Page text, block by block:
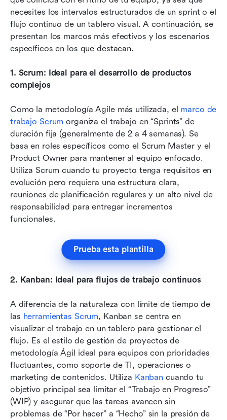
necesites los intervalos estructurados de un sprint o el
flujo continuo de un tablero visual. A continuación, se
presentan los marcos más efectivos y los escenarios
específicos en los que destacan.
1. Scrum: Ideal para el desarrollo de productos
complejos
Como la metodología Agile más utilizada, el marco de
trabajo Scrum organiza el trabajo en “Sprints” de
duración fija (generalmente de 2 a 4 semanas). Se
basa en roles específicos como el Scrum Master y el
Product Owner para mantener al equipo enfocado.
Utiliza Scrum cuando tu proyecto tenga requisitos en
evolución pero requiera una estructura clara,
reuniones de planificación regulares y un alto nivel de
responsabilidad para entregar incrementos
funcionales.
Prueba esta plantilla
2. Kanban: Ideal para flujos de trabajo continuos
A diferencia de la naturaleza con límite de tiempo de
las herramientas Scrum, Kanban se centra en
visualizar el trabajo en un tablero para gestionar el
flujo. Es el estilo de gestión de proyectos de
metodología Ágil ideal para equipos con prioridades
fluctuantes, como soporte de TI, operaciones o
marketing de contenidos. Utiliza Kanban cuando tu
objetivo principal sea limitar el “Trabajo en Progreso”
(WIP) y asegurar que las tareas avancen sin
problemas de “Por hacer” a “Hecho” sin la presión de